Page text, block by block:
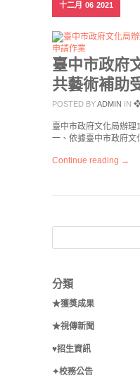
十二月 06 2021
臺中市政府
共藝術補助
POSTED BYADMIN IN ❖
臺中市政府文化局辦
一、依據臺中市政府
Continue reading →
分類
★獲獎成果
★視傳新聞
♥招生資訊
✦校務公告